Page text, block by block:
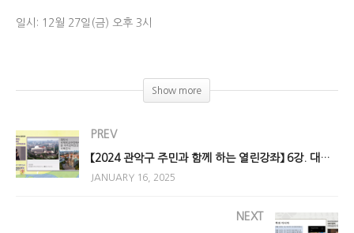
일시: 12월 27일(금) 오후 3시
토론자: 김호(아시아연구소 AsIA지역인문학센터 교장)
(Visited 739 times, 1 visits today)
Show more
PREV
【2024 관악구 주민과 함께 하는 열린강좌】 6강. 대도시 국제비교관점에서 본 자카르타인의 사회인식
JANUARY 16, 2025
NEXT